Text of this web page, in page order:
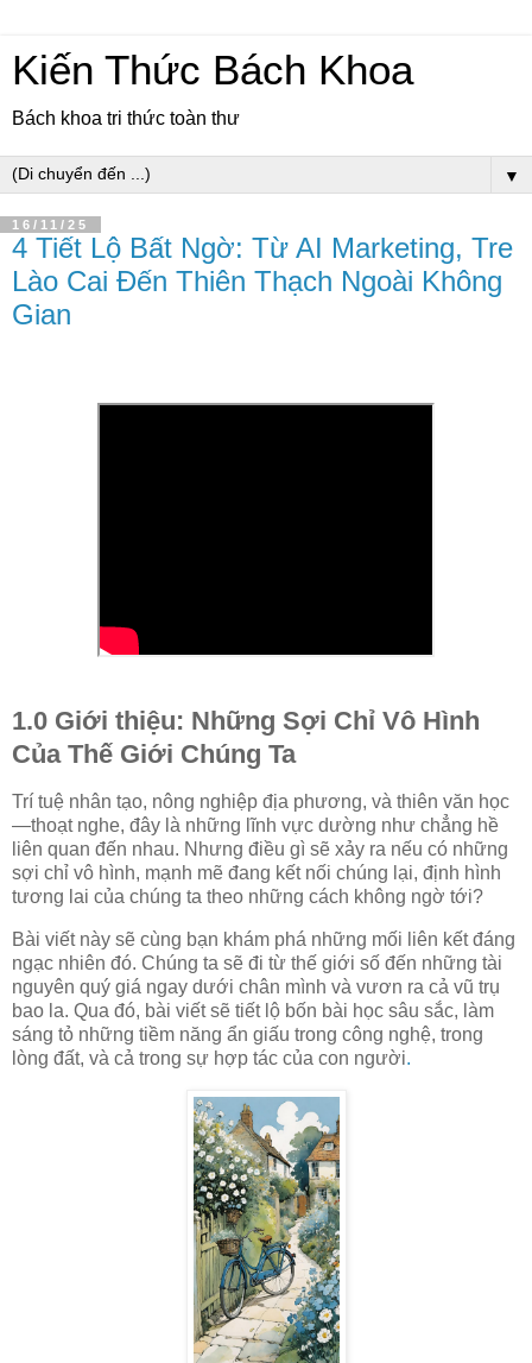
Kiến Thức Bách Khoa
Bách khoa tri thức toàn thư
▼
16/11/25
4 Tiết Lộ Bất Ngờ: Từ AI Marketing, Tre
Lào Cai Đến Thiên Thạch Ngoài Không
Gian
1.0 Giới thiệu: Những Sợi Chỉ Vô Hình
Của Thế Giới Chúng Ta
Trí tuệ nhân tạo, nông nghiệp địa phương, và thiên văn học
—thoạt nghe, đây là những lĩnh vực dường như chẳng hề
liên quan đến nhau. Nhưng điều gì sẽ xảy ra nếu có những
sợi chỉ vô hình, mạnh mẽ đang kết nối chúng lại, định hình
tương lai của chúng ta theo những cách không ngờ tới?
Bài viết này sẽ cùng bạn khám phá những mối liên kết đáng
ngạc nhiên đó. Chúng ta sẽ đi từ thế giới số đến những tài
nguyên quý giá ngay dưới chân mình và vươn ra cả vũ trụ
bao la. Qua đó, bài viết sẽ tiết lộ bốn bài học sâu sắc, làm
sáng tỏ những tiềm năng ẩn giấu trong công nghệ, trong
lòng đất, và cả trong sự hợp tác của con người.